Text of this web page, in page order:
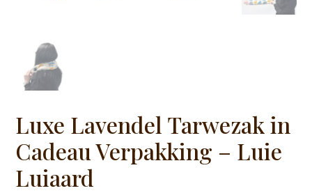
Luxe Lavendel Tarwezak in
Cadeau Verpakking – Luie
Luiaard